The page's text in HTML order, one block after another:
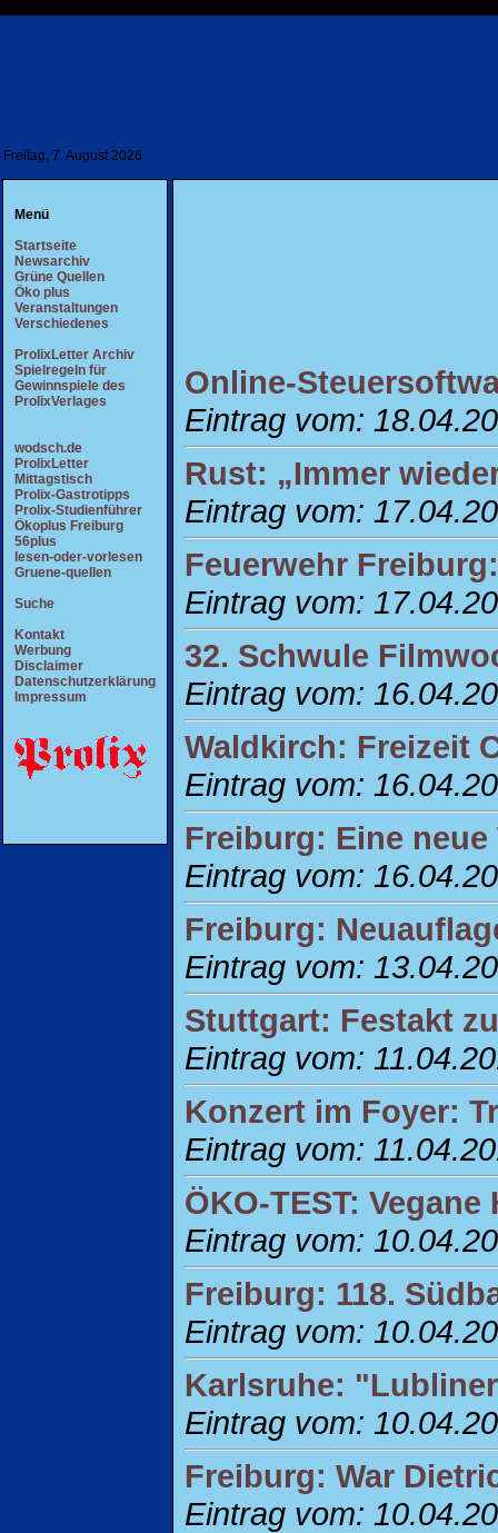
Freitag, 7. August 2026
Menü
Startseite
Newsarchiv
Grüne Quellen
Öko plus
Veranstaltungen
Verschiedenes
ProlixLetter Archiv
Spielregeln für
Gewinnspiele des
ProlixVerlages
wodsch.de
ProlixLetter
Mittagstisch
Prolix-Gastrotipps
Prolix-Studienführer
Ökoplus Freiburg
56plus
lesen-oder-vorlesen
Gruene-quellen
Suche
Kontakt
Werbung
Disclaimer
Datenschutzerklärung
Impressum
Online-
Eintrag vom:
Rust: „Immer
Eintrag vom:
Feuerwehr
Eintrag vom:
32. Schwule
Eintrag vom:
Waldkirch: Freizeit
Eintrag vom:
Freiburg: Eine
Eintrag vom:
Freiburg:
Eintrag vom:
Stuttgart: Festakt
Eintrag vom:
Konzert im Foyer:
Eintrag vom:
ÖKO-TEST:
Eintrag vom:
Freiburg: 118.
Eintrag vom:
Karlsruhe:
Eintrag vom:
Freiburg: War
Eintrag vom: